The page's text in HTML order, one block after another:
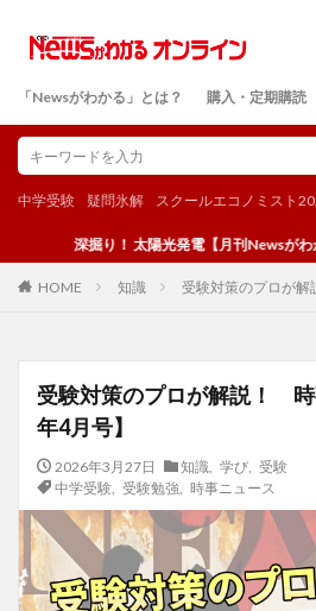
「Newsがわかる」とは？ 購入・定期購読
中学受験 疑問氷解 スクールエコノミスト
深掘り！ 太陽光発電【月刊Newsがわかる９
HOME 知識 受験対策のプロが
受験対策のプロが解説！
年4月号】
2026年3月27日 知識 学び
受験
中学受験, 受験勉強 時事ニュース
検索